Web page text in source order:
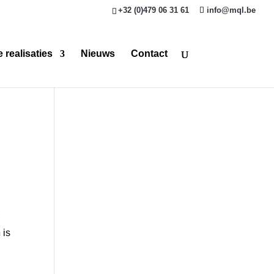
+32 (0)479 06 31 61 info@mql.be
realisaties Nieuws Contact
is